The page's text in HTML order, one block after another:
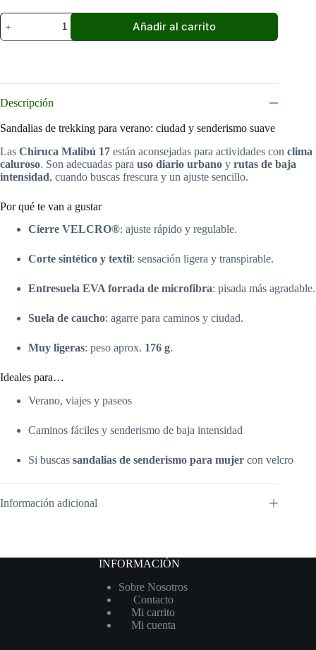
Sandalias
trekking
Chiruca
Velcro
suela
caucho
cantidad
Añadir al carrito
Descripción
Sandalias de trekking para verano: ciudad y senderismo suave
Las Chiruca Malibú 17 están aconsejadas para actividades con clima
caluroso. Son adecuadas para uso diario urbano y rutas de baja
intensidad, cuando buscas frescura y un ajuste sencillo.
Por qué te van a gustar
Cierre VELCRO®: ajuste rápido y regulable.
Corte sintético y textil: sensación ligera y transpirable.
Entresuela EVA forrada de microfibra: pisada más agradable.
Suela de caucho: agarre para caminos y ciudad.
Muy ligeras: peso aprox. 176 g.
Ideales para…
Verano, viajes y paseos
Caminos fáciles y senderismo de baja intensidad
Si buscas sandalias de senderismo para mujer con velcro
Información adicional
INFORMACIÓN
Sobre Nosotros
Contacto
Mi carrito
Mi cuenta